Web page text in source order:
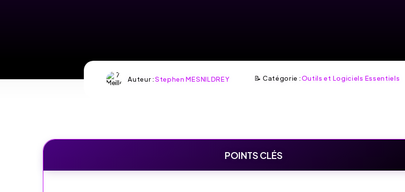
Rendez-vous
GRATUITEMENT
Auteur :Stephen MESNILDREY 📝 Catégorie :Outils et Logiciels Essentiels
POINTS CLÉS